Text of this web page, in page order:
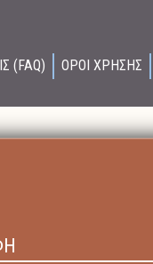
(FAQ) ΟΡΟΙ ΧΡΗΣΗΣ